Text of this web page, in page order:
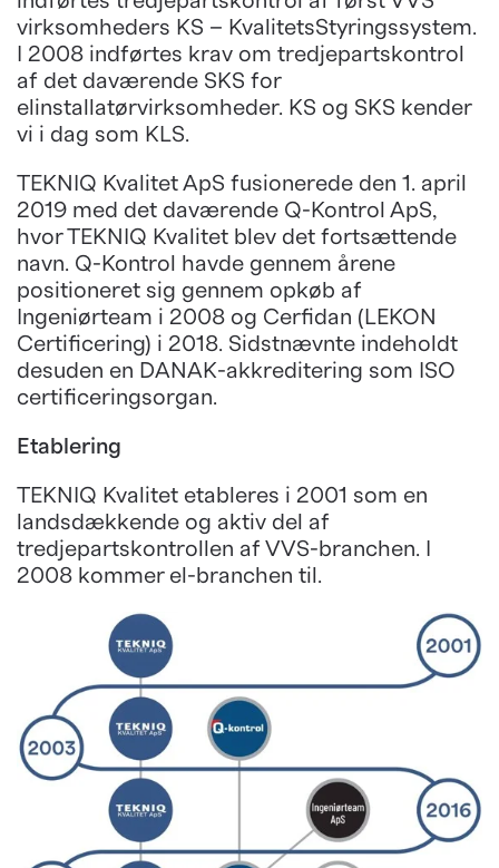
virksomheders KS – KvalitetsStyringssystem.
I 2008 indførtes krav om tredjepartskontrol
af det daværende SKS for
elinstallatørvirksomheder. KS og SKS kender
vi i dag som KLS.
TEKNIQ Kvalitet ApS fusionerede den 1. april
2019 med det daværende Q-Kontrol ApS,
hvor TEKNIQ Kvalitet blev det fortsættende
navn. Q-Kontrol havde gennem årene
positioneret sig gennem opkøb af
Ingeniørteam i 2008 og Cerfidan (LEKON
Certificering) i 2018. Sidstnævnte indeholdt
desuden en DANAK-akkreditering som ISO
certificeringsorgan.
Etablering
TEKNIQ Kvalitet etableres i 2001 som en
landsdækkende og aktiv del af
tredjepartskontrollen af VVS-branchen. I
2008 kommer el-branchen til.